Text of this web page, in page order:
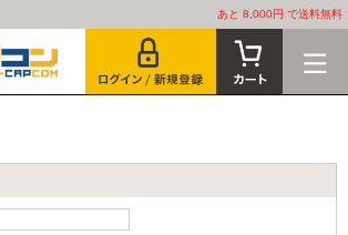
あと 8,000円 で送料無料